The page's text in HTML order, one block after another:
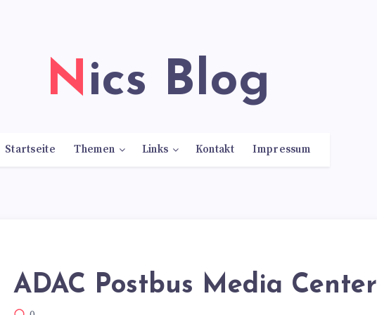
Nics Blog
Startseite Themen Links Kontakt Impressum
ADAC Postbus Media Center